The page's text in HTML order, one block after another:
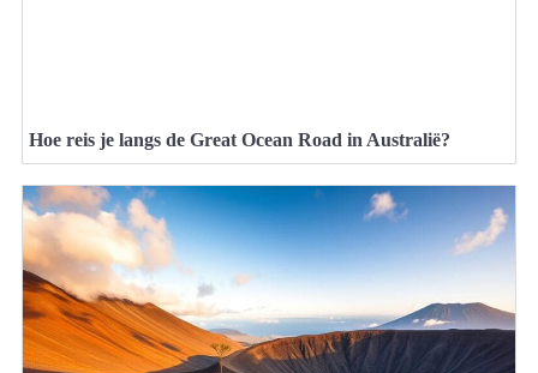
Hoe reis je langs de Great Ocean Road in Australië?